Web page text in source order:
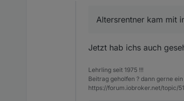
E:
Altersrentner kam mit
Jetzt hab ichs auch
Lehrling seit 1975 !!!
Beitrag geholfen ? dann gerne
https://forum.iobroker.net/topic/